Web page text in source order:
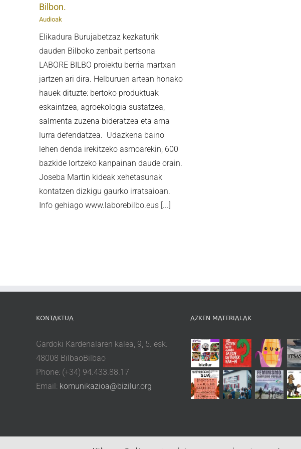
Bilbon.
Audioak
Elikadura Burujabetzaz kezkaturik
dauden Bilboko zenbait pertsona
LABORE BILBO proiektu berria martxan
jartzen ari dira. Helburuen artean honako
hauek dituzte: bertoko produktuak
eskaintzea, agroekologia sustatzea,
salmenta zuzena bideratzea eta ama
lurra defendatzea. Udazkena baino
lehen denda irekitzeko asmoarekin, 600
bazkide lortzeko kanpainan daude orain.
Joseba Martin kideak xehetasunak
kontatzen dizkigu gaurko irratsaioan.
Info gehiago www.laborebilbo.eus [...]
KONTAKTUA
Gardoki Kardenalaren kalea, 9, 5. esk.
48008 BilbaoBilbao
Phone: (+34) 94.433.88.17
Email: komunikazioa@bizilur.org
AZKEN MATERIALAK